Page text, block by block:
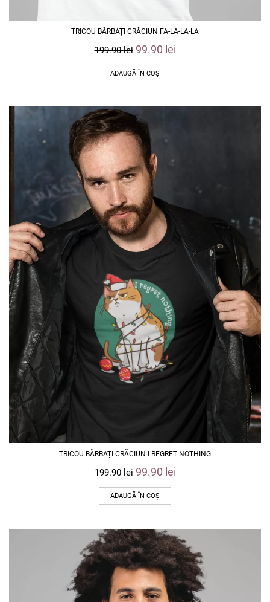
TRICOU BĂRBAȚI CRĂCIUN FA-LA-LA-LA
199.90lei 99.90 lei
ADAUGĂ ÎN COȘ
TRICOU BĂRBAȚI CRĂCIUN I REGRET NOTHING
199.90lei 99.90 lei
ADAUGĂ ÎN COȘ